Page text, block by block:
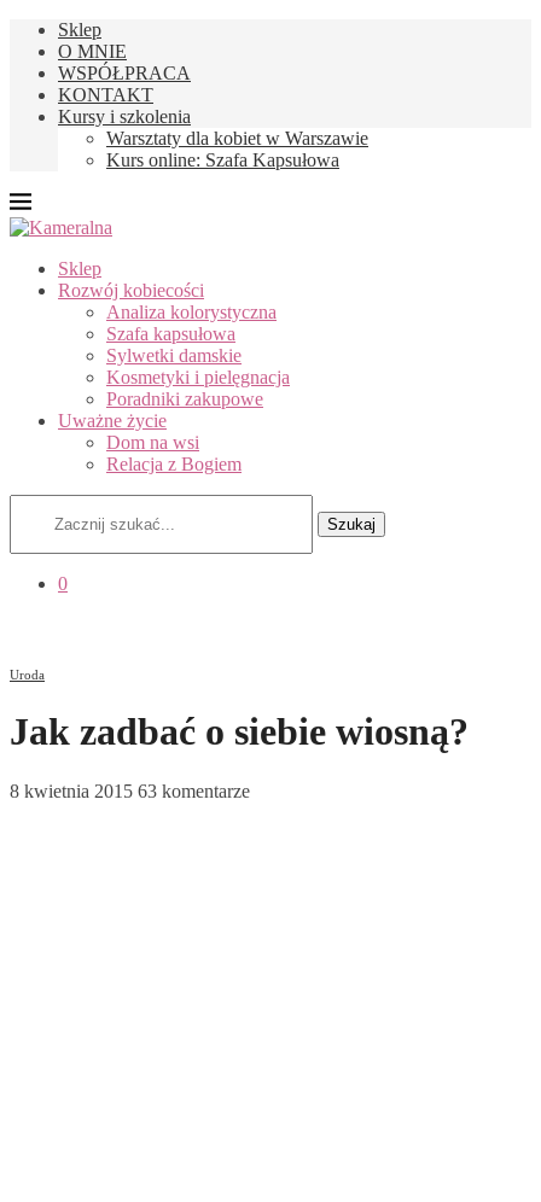
Sklep
O MNIE
WSPÓŁPRACA
KONTAKT
Kursy i szkolenia
Warsztaty dla kobiet w Warszawie
Kurs online: Szafa Kapsułowa
Sklep
Rozwój kobiecości
Analiza kolorystyczna
Szafa kapsułowa
Sylwetki damskie
Kosmetyki i pielęgnacja
Poradniki zakupowe
Uważne życie
Dom na wsi
Relacja z Bogiem
Szukaj
0
Uroda
Jak zadbać o siebie wiosną?
8 kwietnia 2015 63 komentarze